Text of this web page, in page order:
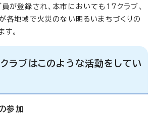
が登録され、本市においても17クラブ、
各地域で火災のない明るいまちづくりの
。
ラブはこのような活動をしてい
参加